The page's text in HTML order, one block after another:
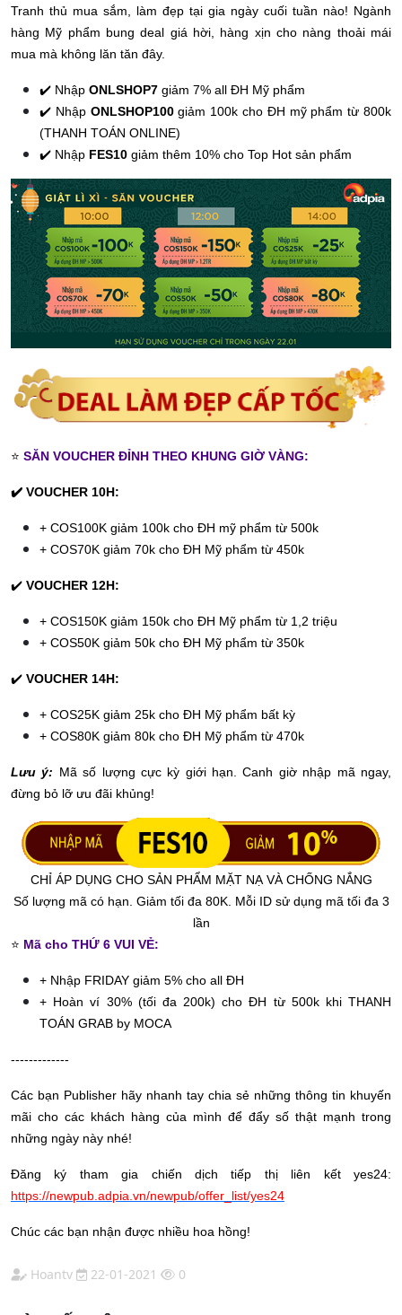
Tranh thủ mua sắm, làm đẹp tại gia ngày cuối tuần nào! Ngành
hàng Mỹ phẩm bung deal giá hời, hàng xịn cho nàng thoải mái
mua mà không lăn tăn đây.
✔️ Nhập ONLSHOP7 giảm 7% all ĐH Mỹ phẩm
✔️ Nhập ONLSHOP100giảm 100k cho ĐH mỹ phẩm từ 800k
(THANH TOÁN ONLINE)
✔️ Nhập FES10 giảm thêm 10% cho Top Hot sản phẩm
⭐️ SĂN VOUCHER ĐỈNH THEO KHUNG GIỜ VÀNG:
✔️ VOUCHER 10H:
+ COS100K giảm 100k cho ĐH mỹ phẩm từ 500k
+ COS70K giảm 70k cho ĐH Mỹ phẩm từ 450k
✔️ VOUCHER 12H:
+ COS150K giảm 150k cho ĐH Mỹ phẩm từ 1,2 triệu
+ COS50K giảm 50k cho ĐH Mỹ phẩm từ 350k
✔️ VOUCHER 14H:
+ COS25K giảm 25k cho ĐH Mỹ phẩm bất kỳ
+ COS80K giảm 80k cho ĐH Mỹ phẩm từ 470k
Lưu ý: Mã số lượng cực kỳ giới hạn. Canh giờ nhập mã ngay,
đừng bỏ lỡ ưu đãi khủng!
CHỈ ÁP DỤNG CHO SẢN PHẨM MẶT NẠ VÀ CHỐNG NẮNG
Số lượng mã có hạn. Giảm tối đa 80K. Mỗi ID sử dụng mã tối đa 3
lần
⭐️ Mã cho THỨ 6 VUI VẺ:
+ Nhập FRIDAY giảm 5% cho all ĐH
+ Hoàn ví 30% (tối đa 200k) cho ĐH từ 500k khi THANH
TOÁN GRAB by MOCA
-------------
Các bạn Publisher hãy nhanh tay chia sẻ những thông tin khuyến
mãi cho các khách hàng của mình để đẩy số thật mạnh trong
những ngày này nhé!
Đăng ký tham gia chiến dịch tiếp thị liên kết yes24:
https://newpub.adpia.vn/newpub/offer_list/yes24
Chúc các bạn nhận được nhiều hoa hồng!
Hoantv 22-01-2021 0